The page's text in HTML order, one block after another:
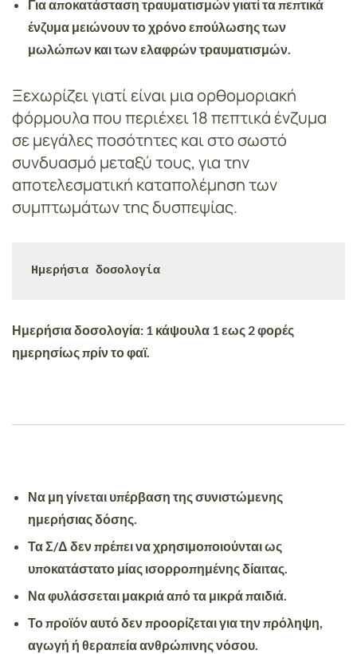
Γιααποκατάσταση τραυματισμών γιατί τα πεπτικά
ένζυμα μειώνουν το χρόνο επούλωσης των
μωλώπων και των ελαφρών τραυματισμών.
Ξεχωρίζει γιατί είναι μια ορθομοριακή
φόρμουλα που περιέχει 18 πεπτικά ένζυμα
σε μεγάλες ποσότητες και στο σωστό
συνδυασμό μεταξύ τους, για την
αποτελεσματική καταπολέμηση των
συμπτωμάτων της δυσπεψίας.
Ημερήσια δοσολογία
Ημερήσια δοσολογία: 1 κάψουλα 1 εως 2 φορές
ημερησίως πρίν το φαϊ.
Να μη γίνεται υπέρβαση της συνιστώμενης
ημερήσιας δόσης.
Τα Σ/Δ δεν πρέπει να χρησιμοποιούνται ως
υποκατάστατο μίας ισορροπημένης δίαιτας.
Να φυλάσσεται μακριά από τα μικρά παιδιά.
Το προϊόν αυτό δεν προορίζεται για την πρόληψη,
αγωγή ή θεραπεία ανθρώπινης νόσου.